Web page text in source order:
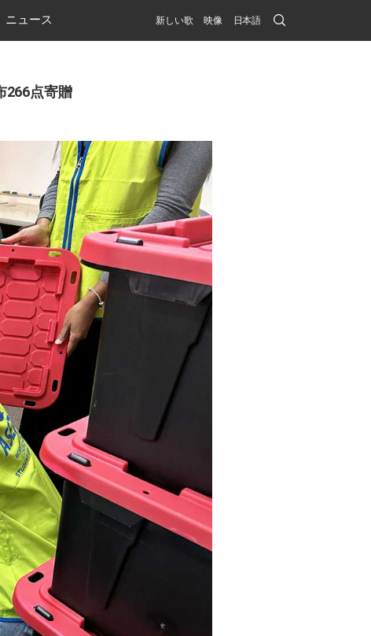
ニュース 新しい歌 映像 日本語 Search
Submit
266点寄贈